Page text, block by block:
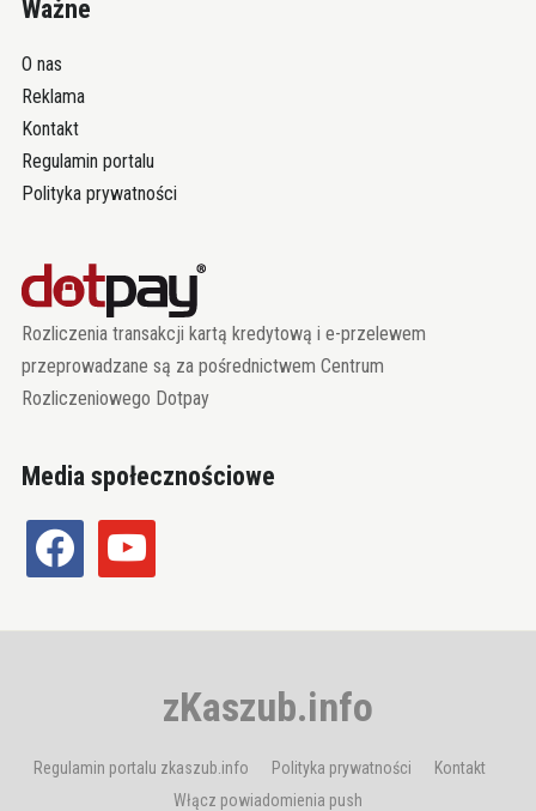
Ważne
O nas
Reklama
Kontakt
Regulamin portalu
Polityka prywatności
Rozliczenia transakcji kartą kredytową i e-przelewem
przeprowadzane są za pośrednictwem Centrum
Rozliczeniowego Dotpay
Media społecznościowe
facebook youtube
zKaszub.info
Regulamin portalu zkaszub.info Polityka prywatności
Kontakt
Włącz powiadomienia push